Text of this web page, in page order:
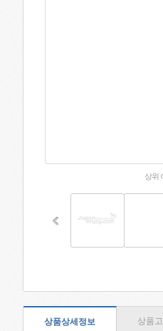
상위
상품상세정보 상품